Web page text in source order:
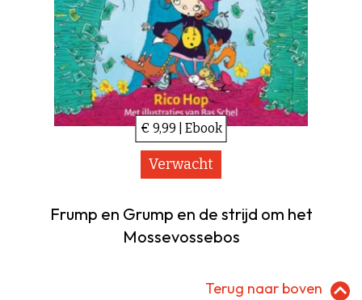
€ 9,99 | Ebook
Verwacht
Frump en Grump en de strijd om het
Mossevossebos
Terug naar boven